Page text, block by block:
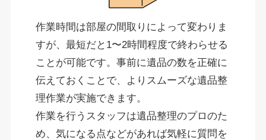
作業時間は部屋の間取りによって変わりま
すが、最短だと1〜2時間程度で終わらせる
ことが可能です。事前に遺品の数を正確に
伝えておくことで、よりスムーズな遺品整
理作業が実施できます。
作業を行うスタッフは遺品整理のプロのた
め、気になる点などがあれば気軽に質問を